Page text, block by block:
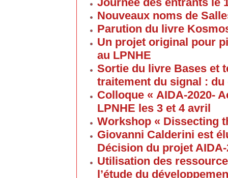
Nouveaux noms de
Parution du livre
Un projet original pour
au LPNHE
Sortie du livre Bases et
traitement du signal :
Colloque « AIDA-2020-
LPNHE les 3 et 4 avril
Workshop « Dissecting
Giovanni Calderini est
Décision du projet AIDA-
Utilisation des
l’étude du